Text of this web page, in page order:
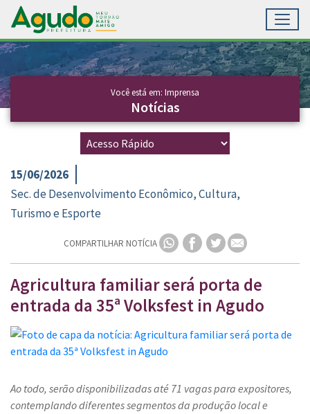
Ir para conteúdo principal
Conteúdo Principal
Você está em: Imprensa
Notícias
15/06/2026
Sec. de Desenvolvimento Econômico, Cultura,
Turismo e Esporte
COMPARTILHAR NOTÍCIA
Agricultura familiar será porta de
entrada da 35ª Volksfest in Agudo
Ao todo, serão disponibilizadas até 71 vagas para expositores,
contemplando diferentes segmentos da produção local e